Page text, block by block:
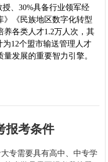
、30%具备行业领军经
》《民族地区数字化转型
养各类人才1.2万人次，其
12个盟市输送管理人才
发展的重要智力引擎。
报考条件
专需要具有高中、中专学